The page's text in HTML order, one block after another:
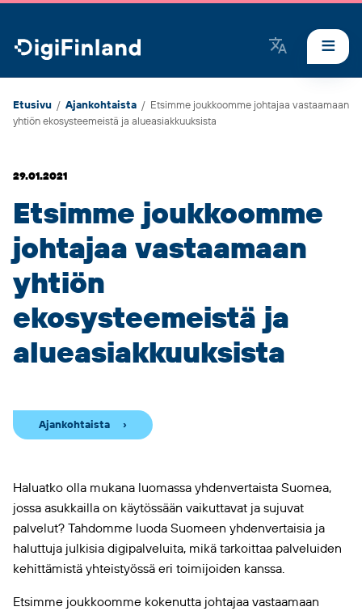
DigiFinland
Etusivu / Ajankohtaista / Etsimme joukkoomme johtajaa vastaamaan
yhtiön ekosysteemeistä ja alueasiakkuuksista
29.01.2021
Etsimme joukkoomme
johtajaa vastaamaan
yhtiön
ekosysteemeistä ja
alueasiakkuuksista
Ajankohtaista
Haluatko olla mukana luomassa yhdenvertaista Suomea,
jossa asukkailla on käytössään vaikuttavat ja sujuvat
palvelut? Tahdomme luoda Suomeen yhdenvertaisia ja
haluttuja julkisia digipalveluita, mikä tarkoittaa palveluiden
kehittämistä yhteistyössä eri toimijoiden kanssa.
Etsimme joukkoomme kokenutta johtajaa vastaamaan